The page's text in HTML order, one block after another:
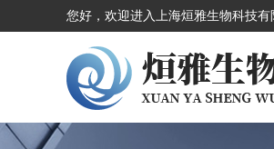
您好，欢迎进入上海烜雅生物科技有